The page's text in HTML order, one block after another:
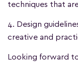
techniques that
4. Design
creative and
Looking forward